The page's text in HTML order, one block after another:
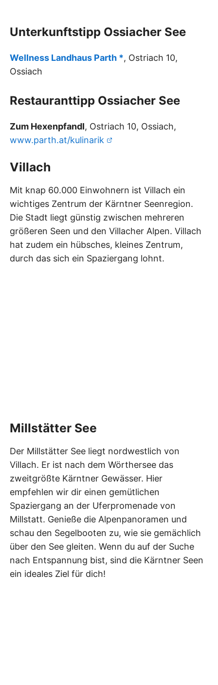
Unterkunftstipp Ossiacher See
Wellness Landhaus Parth *, Ostriach 10,
Ossiach
Restauranttipp Ossiacher See
Zum Hexenpfandl, Ostriach 10, Ossiach,
www.parth.at/kulinarik
Villach
Mit knap 60.000 Einwohnern ist Villach ein
wichtiges Zentrum der Kärntner Seenregion.
Die Stadt liegt günstig zwischen mehreren
größeren Seen und den Villacher Alpen. Villach
hat zudem ein hübsches, kleines Zentrum,
durch das sich ein Spaziergang lohnt.
Millstätter See
Der Millstätter See liegt nordwestlich von
Villach. Er ist nach dem Wörthersee das
zweitgrößte Kärntner Gewässer. Hier
empfehlen wir dir einen gemütlichen
Spaziergang an der Uferpromenade von
Millstatt. Genieße die Alpenpanoramen und
schau den Segelbooten zu, wie sie gemächlich
über den See gleiten. Wenn du auf der Suche
nach Entspannung bist, sind die Kärntner Seen
ein ideales Ziel für dich!